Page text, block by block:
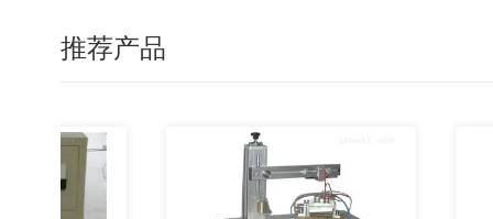
推荐产品